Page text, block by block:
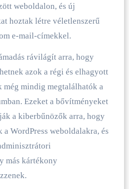
weboldalon, és új
hoztak létre véletlenszerű
e-mail-címekkel.
rávilágít arra, hogy
azok a régi és elhagyott
mindig megtalálhatók a
Ezeket a bővítményeket
a kiberbűnözők arra, hogy
WordPress weboldalakra, és
más kártékony